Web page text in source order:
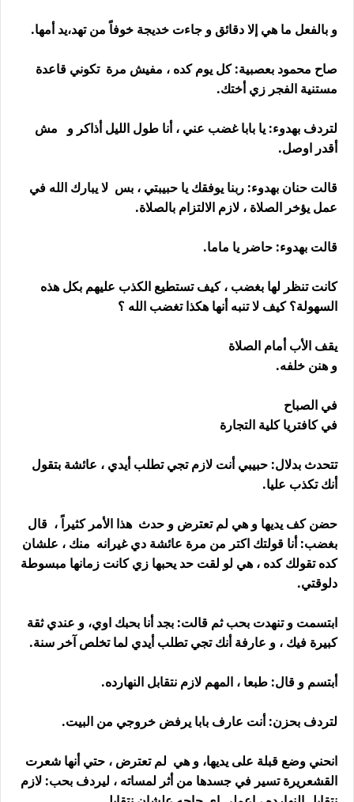
و بالفعل ما هي إلا دقائق و جاءت خديجة خوفاً من تهد،يد أمها.
صاح محمود بعصبية: كل يوم كده ، مفيش مرة تكوني قاعدة
مستنية الفجر زي أختك.
لتردف بهدوء: يا بابا غضب عني ، أنا طول الليل أذاكر و مش
أقدر اوصل.
قالت حنان بهدوء: ربنا يوفقك يا حبيبتي ، بس لا يبارك الله في
عمل يؤخر الصلاة ، لازم الالتزام بالصلاة.
قالت بهدوء: حاضر يا ماما.
كانت تنظر لها بغضب ، كيف تستطيع الكذب عليهم بكل هذه
السهولة؟ كيف لا تنبه أنها هكذا تغضب الله ؟
يقف الأب أمام الصلاة
و هنن خلفه.
في الصباح
في كافتريا كلية التجارة
تتحدث بدلال: حبيبي أنت لازم تجي تطلب أيدي ، عائشة بتقول
أنك تكذب عليا.
حضن كف يديها و هي لم تعترض و حدث هذا الأمر كثيراً ، قال
بغضب: أنا قولتك اكتر من مرة عائشة دي غيرانه منك ، علشان
كده تقولك كده ، هي لو لقت حد يحبها زي كانت زمانها مبسوطة
دلوقتي.
ابتسمت و تنهدت بحب ثم قالت: بجد أنا بحبك اوي، و عندي ثقة
كبيرة فيك ، و عارفة أنك تجي تطلب أيدي لما تخلص آخر سنة.
أبتسم و قال: طبعا ، المهم لازم نتقابل النهارده.
لتردف بحزن: أنت عارف بابا يرفض خروجي من البيت.
انحني وضع قبلة على يديها، و هي لم تعترض ، حتي أنها شعرت
القشعريرة تسير في جسدها من أثر لمساته ، ليردف بحب: لازم